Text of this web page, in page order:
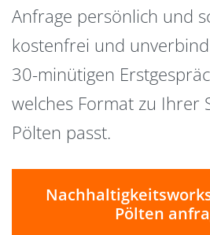
Anfrage persönlich und
kostenfrei und
30-minütigen
welches Format zu Ihrer
Pölten passt.
Pölten